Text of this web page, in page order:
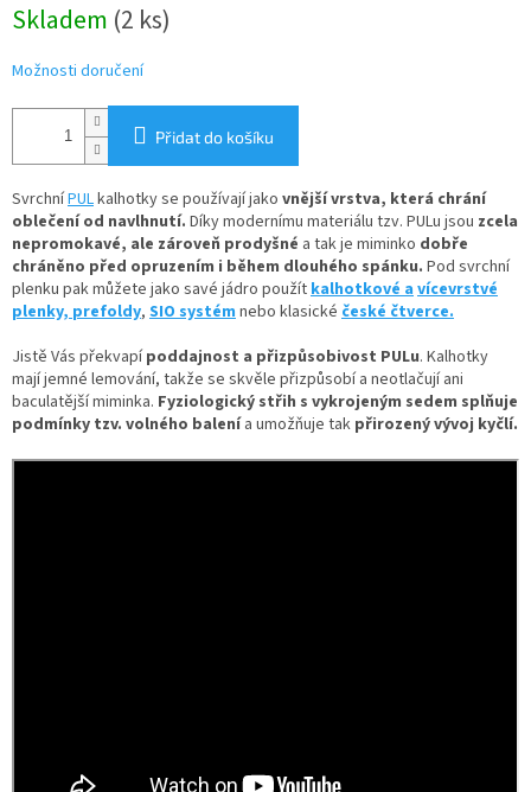
cena:
Skladem (2 ks)
Možnosti doručení
Přidat do košíku
SvrchníPULkalhotky se používají jako vnější vrstva, která chrání
oblečení od navlhnutí. Díkymodernímu materiálu tzv. PULu jsou zcela
nepromokavé, ale zároveň prodyšné a tak je miminko dobře
chráněno před opruzením i během dlouhého spánku. Pod svrchní
plenku pak můžete jako savé jádro použítkalhotkové avícevrstvé
plenky,prefoldy, SIO systémnebo klasické české čtverce.
Jistě Vás překvapípoddajnost a přizpůsobivost PULu. Kalhotky
mají jemné lemování, takže se skvěle přizpůsobí a neotlačují ani
baculatější miminka. Fyziologický střih s vykrojeným sedem splňuje
podmínky tzv. volného balenía umožňuje tak přirozený vývoj kyčlí.